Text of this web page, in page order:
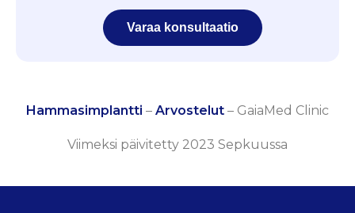
Varaa konsultaatio
Hammasimplantti – Arvostelut – GaiaMed Clinic
Viimeksi päivitetty 2023 Sepkuussa